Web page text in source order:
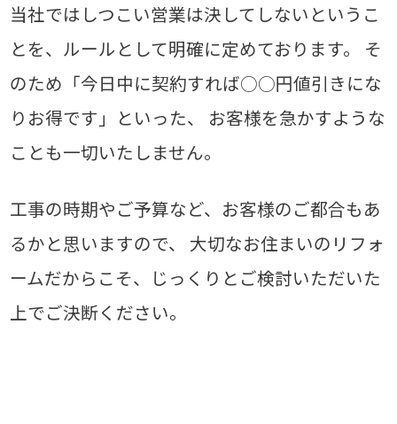
当社ではしつこい営業は決してしないというこ
とを、ルールとして明確に定めております。
そ
のため「今日中に契約すれば○○円値引きにな
りお得です」といった、
お客様を急かすような
ことも一切いたしません。
工事の時期やご予算など、お客様のご都合もあ
るかと思いますので、
大切なお住まいのリフォ
ームだからこそ、じっくりとご検討いただいた
上でご決断ください。